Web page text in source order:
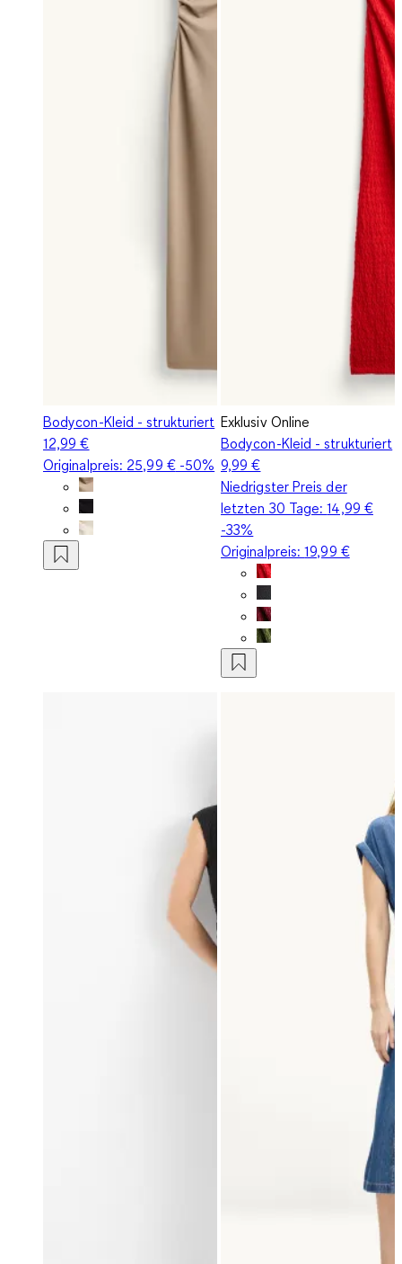
Bodycon-Kleid - strukturiert
12,99 €
Originalpreis: 25,99 €-50%
Exklusiv Online
Bodycon-Kleid - strukturiert
9,99 €
Niedrigster Preis der
letzten 30 Tage:14,99 €
-33%
Originalpreis:19,99 €